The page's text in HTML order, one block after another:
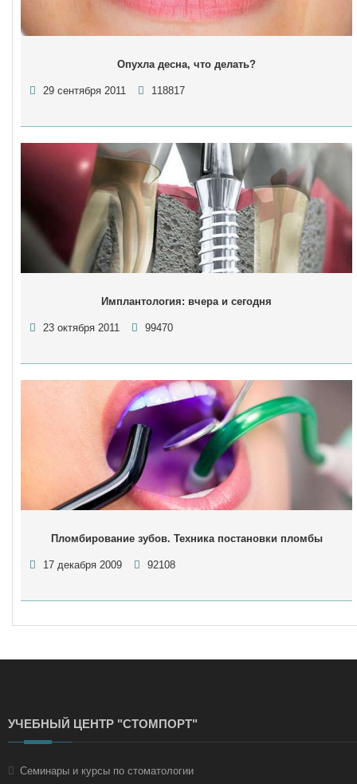
Опухла десна, что делать?
29 сентября 2011 118817
Имплантология: вчера и сегодня
23 октября 2011 99470
Пломбирование зубов. Техника постановки пломбы
17 декабря 2009 92108
УЧЕБНЫЙ ЦЕНТР "СТОМПОРТ"
Семинары и курсы по стоматологии